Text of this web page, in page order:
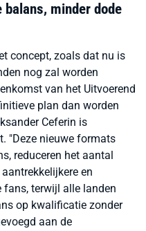
minder dode
concept, zoals dat nu is
nog zal worden
van het Uitvoerend
plan dan worden
Ceferin is
"Deze nieuwe formats
reduceren het aantal
en
terwijl alle landen
op kwalificatie zonder
aan de